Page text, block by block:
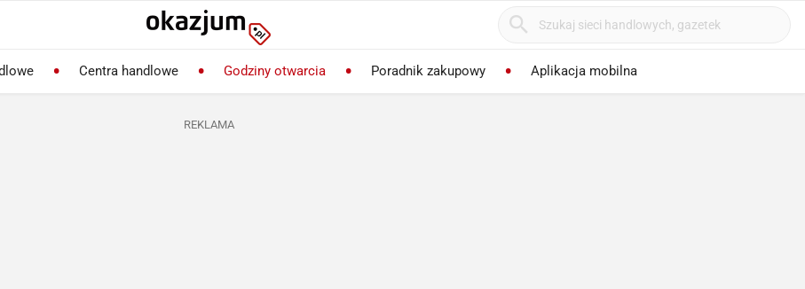
Centra handlowe Godziny otwarcia Poradnik zakupowy Aplikacja mobilna
REKLAMA